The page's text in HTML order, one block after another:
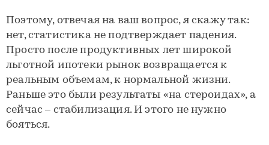
Поэтому, отвечая на ваш вопрос, я скажу так:
нет, статистика не подтверждает падения.
Просто после продуктивных лет широкой
льготной ипотеки рынок возвращается к
реальным объемам, к нормальной жизни.
Раньше это были результаты «на стероидах», а
сейчас – стабилизация. И этого не нужно
бояться.